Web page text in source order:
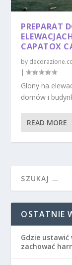
PREPARAT
CAPATOX
by
|
Glony na
domów i
READ MORE
OSTATNIE
Gdzie
zachować